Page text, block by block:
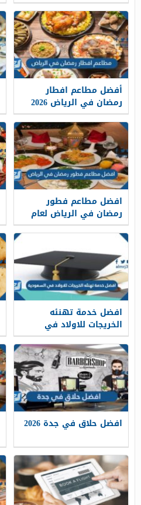
أفضل مطاعم افطار
رمضان في الرياض 2026
للعائلات
افضل مطاعم فطور
رمضان في الرياض لعام
2026
افضل خدمة تهنئه
الخريجات للاولاد في
السعودية 2026
افضل حلاق في جدة 2026